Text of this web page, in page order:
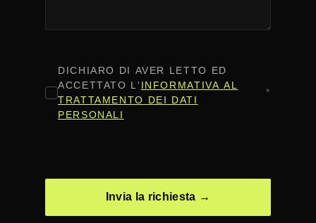
CONSENSO*
DICHIARO DI AVER LETTO ED
ACCETTATO L' INFORMATIVA AL
TRATTAMENTO DEI DATI
PERSONALI
*